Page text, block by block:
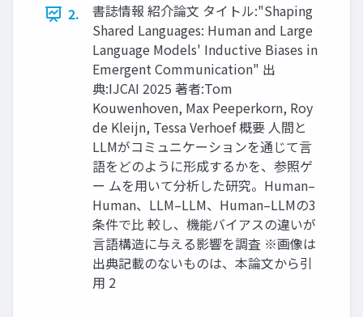
2.
書誌情報 紹介論文 タイトル:"Shaping
Shared Languages: Human and Large
Language Models' Inductive Biases in
Emergent Communication" 出
典:IJCAI 2025 著者:Tom
Kouwenhoven, Max Peeperkorn, Roy
de Kleijn, Tessa Verhoef 概要 人間と
LLMがコミュニケーションを通じて言
語をどのように形成するかを、参照ゲ
ー ムを用いて分析した研究。Human–
Human、LLM–LLM、Human–LLMの3
条件で比 較し、機能バイアスの違いが
言語構造に与える影響を調査 ※画像は
出典記載のないものは、本論文から引
用 2